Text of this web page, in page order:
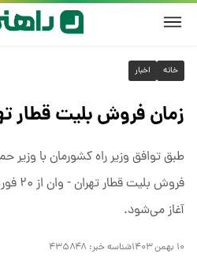
خانه اخبار
زمان فروش بلیت قطار
طبق توافق وزیر راه کشورمان با وزیر
فروش
آغاز می‌شود.
۱۰ بهمن ۱۴۰۳ شناسه خبر: ۴۳۵۸۴۸